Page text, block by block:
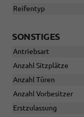
Reifentyp
SONSTIGES
Antriebsart
Anzahl Sitzplätze
Anzahl Türen
Anzahl Vorbesitzer
Erstzulassung